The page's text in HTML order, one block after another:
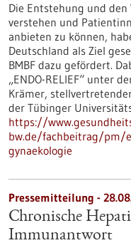
Die Entstehung und
verstehen und
anbieten zu können,
Deutschland als Ziel
BMBF dazu gefördert.
„ENDO-RELIEF“ unter
Krämer,
der Tübinger
https://
bw.de/fachbeitrag/pm/
gynaekologie
Pressemitteilung -
Chronische
Immunantwort